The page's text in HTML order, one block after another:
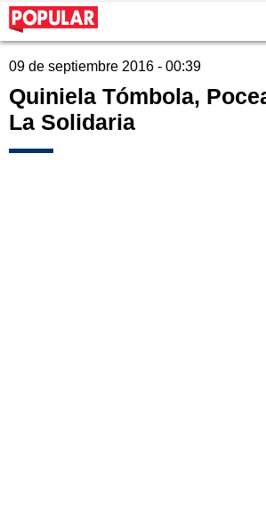
09 de septiembre 2016 - 00:39
Quiniela Tómbola,
La Solidaria